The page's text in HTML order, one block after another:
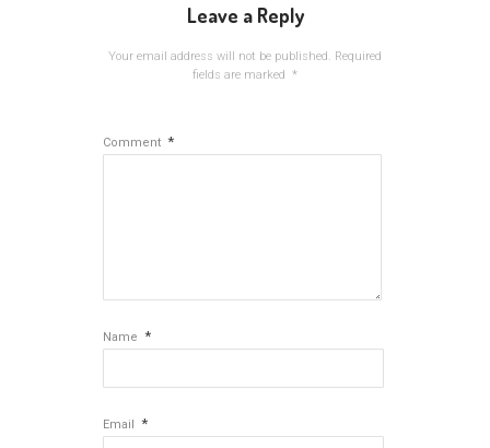
Leave a Reply
Your email address will not be published. Required
fields are marked *
Comment *
Name *
Email *